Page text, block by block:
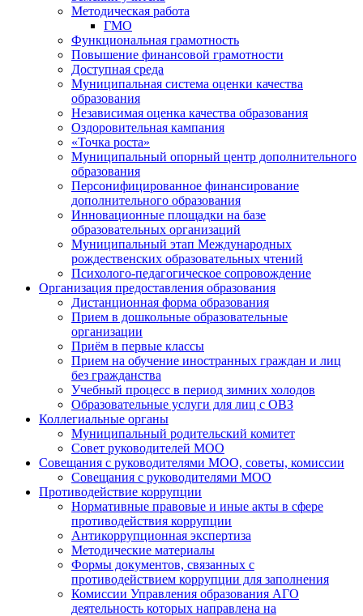
Методическая работа
ГМО
Функциональная грамотность
Повышение финансовой грамотности
Доступная среда
Муниципальная система оценки качества
образования
Независимая оценка качества образования
Оздоровительная кампания
«Точка роста»
Муниципальный опорный центр дополнительного
образования
Персонифицированное финансирование
дополнительного образования
Инновационные площадки на базе
образовательных организаций
Муниципальный этап Международных
рождественских образовательных чтений
Психолого-педагогическое сопровождение
Организация предоставления образования
Дистанционная форма образования
Прием в дошкольные образовательные
организации
Приём в первые классы
Прием на обучение иностранных граждан и лиц
без гражданства
Учебный процесс в период зимних холодов
Образовательные услуги для лиц с ОВЗ
Коллегиальные органы
Муниципальный родительский комитет
Совет руководителей МОО
Совещания с руководителями МОО, советы, комиссии
Совещания с руководителями МОО
Противодействие коррупции
Нормативные правовые и иные акты в сфере
противодействия коррупции
Антикоррупционная экспертиза
Методические материалы
Формы документов, связанных с
противодействием коррупции для заполнения
Комиссии Управления образования АГО
деятельность которых направлена на